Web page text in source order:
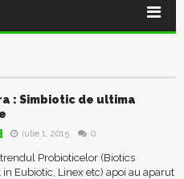
: Simbiotic de ultima
iulie 1, 2015 0
Probioticelor (Biotics
Eubiotic, Linex etc) apoi au aparut